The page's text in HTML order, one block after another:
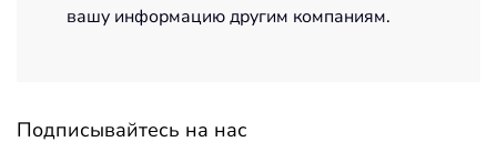
вашу информацию другим компаниям.
Подписывайтесь на нас